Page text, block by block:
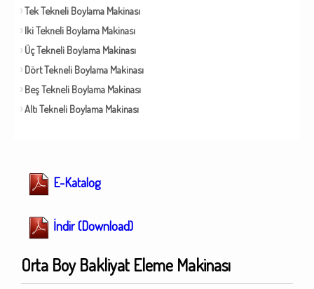
Tek Tekneli Boylama Makinası
Iki Tekneli Boylama Makinası
Üç Tekneli Boylama Makinası
Dört Tekneli Boylama Makinası
Beş Tekneli Boylama Makinası
Altı Tekneli Boylama Makinası
E-Katalog
İndir (Download)
Orta Boy Bakliyat Eleme Makinası